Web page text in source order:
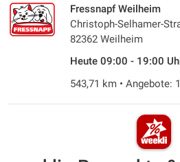
Fressnapf Weilheim
Christoph-Selhamer-
82362 Weilheim
Heute 09:00 - 19:00
543,71 km • Angebote: